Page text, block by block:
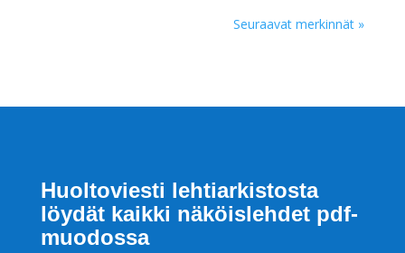
Seuraavat merkinnät »
Huoltoviesti lehtiarkistosta
löydät kaikki näköislehdet pdf-
muodossa